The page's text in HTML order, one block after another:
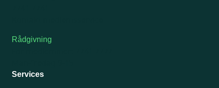
Rådgivning
Services